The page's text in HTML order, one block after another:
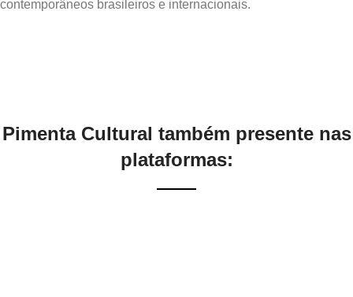
Pimenta Cultural também presente nas
plataformas: